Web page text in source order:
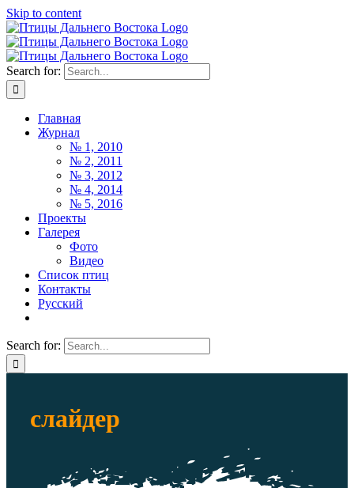
Skip to content
Search for:
Главная
Журнал
№ 1, 2010
№ 2, 2011
№ 3, 2012
№ 4, 2014
№ 5, 2016
Проекты
Галерея
Фото
Видео
Список птиц
Контакты
Русский
Search for:
слайдер